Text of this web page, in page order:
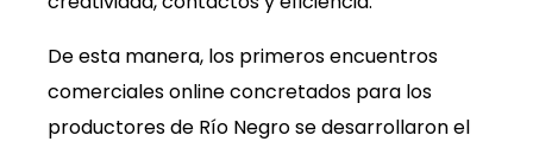
De esta manera, los primeros encuentros
comerciales online concretados para los
productores de Río Negro se desarrollaron el